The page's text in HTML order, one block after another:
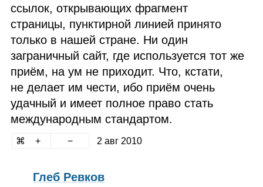
ссылок, открывающих фрагмент
страницы, пунктирной линией принято
только в нашей стране. Ни один
заграничный сайт, где используется тот же
приём, на ум не приходит. Что, кстати,
не делает им чести, ибо приём очень
удачный и имеет полное право стать
международным стандартом.
2 авг 2010
Глеб Ревков